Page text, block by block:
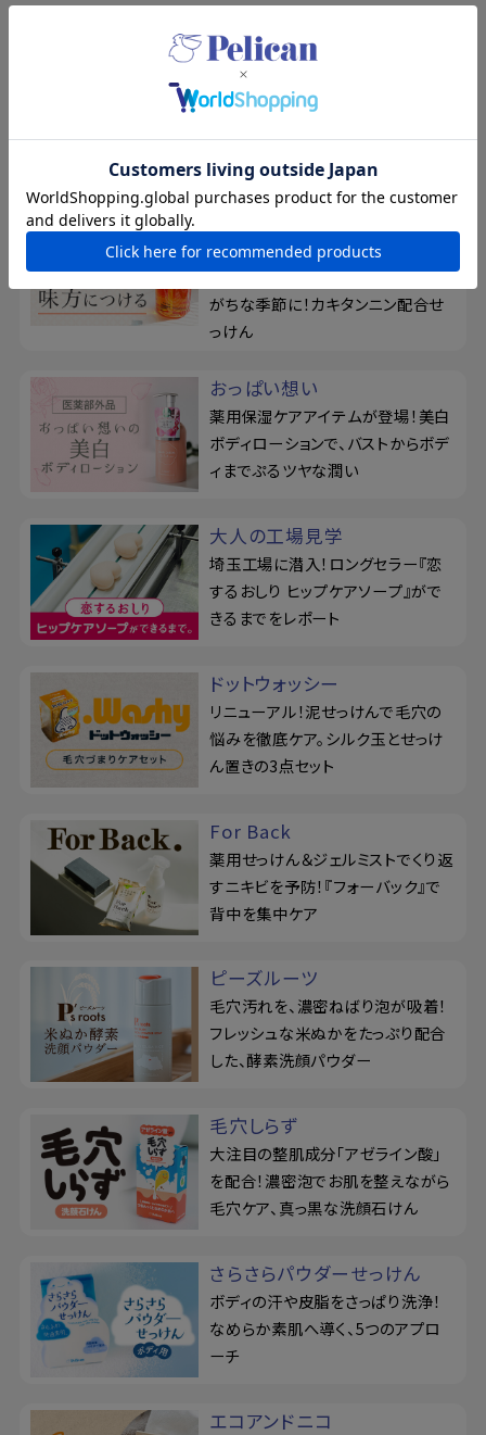
夏の新規入会キャンペーン
8/17まで！夏の素肌を、もっと好き
る
ベタつきやお肌のニオイが気になり
がちな季節に！カキタンニン配合せ
っけん
おっぱい想い
薬用保湿ケアアイテムが登場！美白
ボディローションで、バストからボデ
ィまでぷるツヤな潤い
大人の工場見学
埼玉工場に潜入！ロングセラー『恋
するおしり ヒップケアソープ』がで
きるまでをレポート
ドットウォッシー
リニューアル！泥せっけんで毛穴の
悩みを徹底ケア。シルク玉とせっけ
ん置きの3点セット
For Back
薬用せっけん＆ジェルミストでくり返
すニキビを予防！『フォーバック』で
背中を集中ケア
ピーズルーツ
毛穴汚れを、濃密ねばり泡が吸着！
フレッシュな米ぬかをたっぷり配合
した、酵素洗顔パウダー
毛穴しらず
大注目の整肌成分「アゼライン酸」
を配合！濃密泡でお肌を整えながら
毛穴ケア、真っ黒な洗顔石けん
さらさらパウダーせっけん
ボディの汗や皮脂をさっぱり洗浄！
なめらか素肌へ導く、5つのアプロ
ーチ
エコアンドニコ